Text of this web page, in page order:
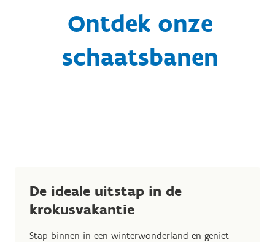
Ontdek onze
schaatsbanen
De ideale uitstap in de
krokusvakantie
Stap binnen in een winterwonderland en geniet